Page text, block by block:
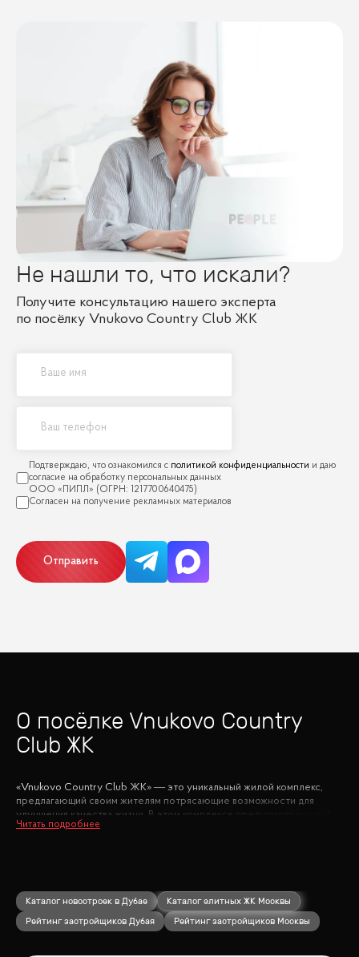
Не нашли то, что искали?
Получите консультацию нашего эксперта
по посёлку Vnukovo Country Club ЖК
политикой конфиденциальности
Отправить
О посёлке Vnukovo Country
Club ЖК
«Vnukovo Country Club ЖК» — это уникальный жилой комплекс,
предлагающий своим жителям потрясающие возможности для
улучшения качества жизни. В этом комплексе предусмотрено всё
для комфортного и гармоничного проживания.
гимнастики и различных игровых видов спорта, что позволит вам и
вашим детям быть в отличной физической форме.
Каталог новостроек в Дубае
Каталог элитных ЖК Москвы
Рейтинг застройщиков Дубая
Рейтинг застройщиков Москвы